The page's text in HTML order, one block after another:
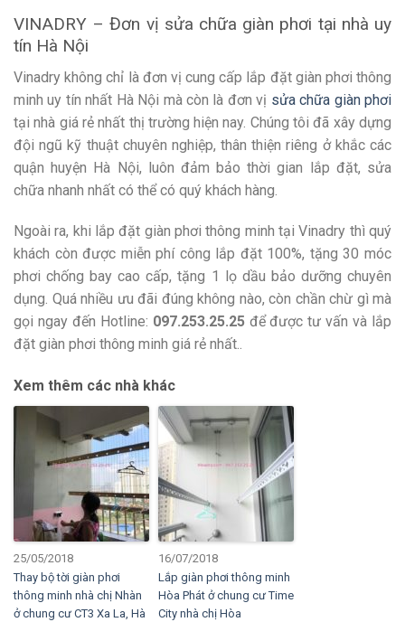
VINADRY – Đơn vị sửa chữa giàn phơi tại nhà uy
tín Hà Nội
Vinadry không chỉ là đơn vị cung cấp lắp đặt giàn phơi thông
minh uy tín nhất Hà Nội mà còn là đơn vị sửa chữa giàn phơi
tại nhà giá rẻ nhất thị trường hiện nay. Chúng tôi đã xây dựng
đội ngũ kỹ thuật chuyên nghiệp, thân thiện riêng ở khắc các
quận huyện Hà Nội, luôn đảm bảo thời gian lắp đặt, sửa
chữa nhanh nhất có thể có quý khách hàng.
Ngoài ra, khi lắp đặt giàn phơi thông minh tại Vinadry thì quý
khách còn được miễn phí công lắp đặt 100%, tặng 30 móc
phơi chống bay cao cấp, tặng 1 lọ dầu bảo dưỡng chuyên
dụng. Quá nhiều ưu đãi đúng không nào, còn chần chừ gì mà
gọi ngay đến Hotline: 097.253.25.25để được tư vấn và lắp
đặt giàn phơi thông minh giá rẻ nhất..
Xem thêm các nhà khác
25/05/2018
Thay bộ tời giàn phơi
thông minh nhà chị Nhàn
ở chung cư CT3 Xa La, Hà
16/07/2018
Lắp giàn phơi thông minh
Hòa Phát ở chung cư Time
City nhà chị Hòa